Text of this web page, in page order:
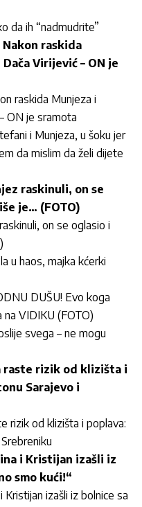
da ih “nadmudrite”
raskida
Virijević – ON je
raskida Munjeza i
ON je sramota
i Munjeza, u šoku jer
da mislim da želi dijete
raskinuli, on se
je… (FOTO)
on se oglasio i
u haos, majka kćerki
DUŠU! Evo koga
VIDIKU (FOTO)
svega – ne mogu
raste rizik od klizišta i
Sarajevo i
rizik od klizišta i poplava:
i Kristijan izašli iz
smo kući!“
Kristijan izašli iz bolnice sa